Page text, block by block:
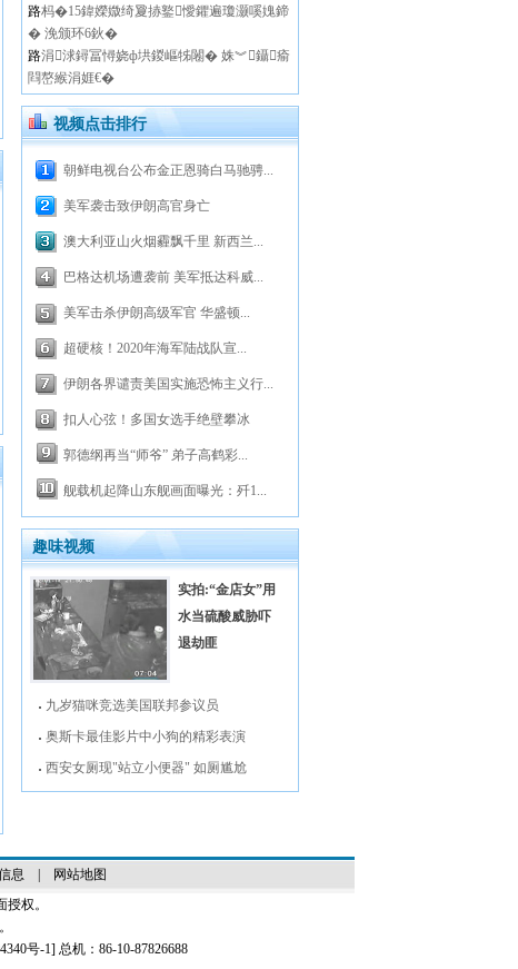
路杩�15鍏嬫媺绮夐捇鐜懓鑺遍瓊灏嗘媿鍗
� 浼颁环6鈥�
路涓浗鐞冨憳娆ф垬鍐嶇牬闂� 姝︾鑷瘉
閰嶅緱涓娾€�
视频点击排行
朝鲜电视台公布金正恩骑白马驰骋...
美军袭击致伊朗高官身亡
澳大利亚山火烟霾飘千里 新西兰...
巴格达机场遭袭前 美军抵达科威...
美军击杀伊朗高级军官 华盛顿...
超硬核！2020年海军陆战队宣...
伊朗各界谴责美国实施恐怖主义行...
扣人心弦！多国女选手绝壁攀冰
郭德纲再当“师爷” 弟子高鹤彩...
舰载机起降山东舰画面曝光：歼1...
趣味视频
实拍:“金店女”用
水当硫酸威胁吓
退劫匪
九岁猫咪竞选美国联邦参议员
奥斯卡最佳影片中小狗的精彩表演
西安女厕现"站立小便器" 如厕尴尬
息
网站地图
权。
号-1] 总机：86-10-87826688